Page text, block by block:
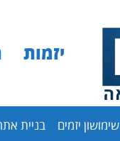
יזמות
שימושון יזמים בניית